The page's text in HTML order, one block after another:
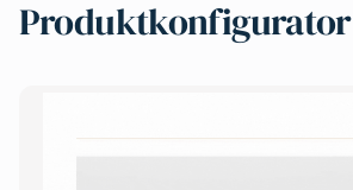
Produktkonfigurator